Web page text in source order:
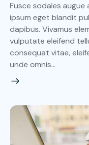
Fusce sodales augue
ipsum eget blandit
dapibus. Vivamus
vulputate eleifend
consequat vitae,
unde omnis…